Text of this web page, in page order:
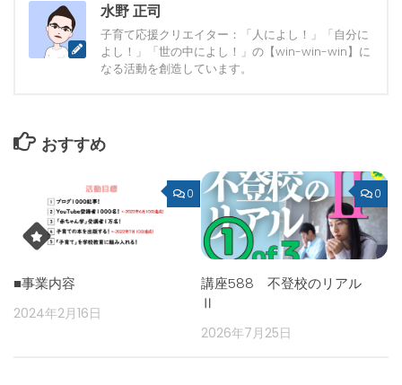
水野 正司
子育て応援クリエイター：「人によし！」「自分に
よし！」「世の中によし！」の【win-win-win】に
なる活動を創造しています。
おすすめ
0
■事業内容
2024年2月16日
0
講座588 不登校のリアル
Ⅱ
2026年7月25日